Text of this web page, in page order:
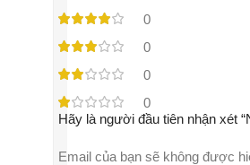
0
0
0
0
Hãy là người đầu tiên nhận xét
Email của bạn sẽ không được